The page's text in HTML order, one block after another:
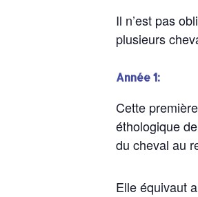
Il n’est pas
plusieurs
Année 1:
Cette
éthologique
du cheval au
Elle équivaut